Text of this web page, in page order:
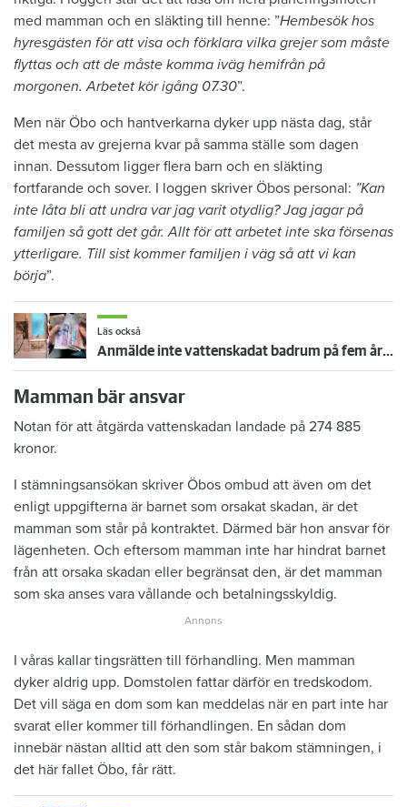
med mamman och en släkting till henne: ”Hembesök hos
hyresgästen för att visa och förklara vilka grejer som måste
flyttas och att de måste komma iväg hemifrån på
morgonen. Arbetet kör igång 07.30”.
Men när Öbo och hantverkarna dyker upp nästa dag, står
det mesta av grejerna kvar på samma ställe som dagen
innan. Dessutom ligger flera barn och en släkting
fortfarande och sover. I loggen skriver Öbos personal: ”Kan
inte låta bli att undra var jag varit otydlig? Jag jagar på
familjen så gott det går. Allt för att arbetet inte ska försenas
ytterligare. Till sist kommer familjen i väg så att vi kan
börja”.
Läs också
Anmälde inte vattenskadat badrum på fem år – krävs på 125 000 kronor
Mamman bär ansvar
Notan för att åtgärda vattenskadan landade på 274 885
kronor.
I stämningsansökan skriver Öbos ombud att även om det
enligt uppgifterna är barnet som orsakat skadan, är det
mamman som står på kontraktet. Därmed bär hon ansvar för
lägenheten. Och eftersom mamman inte har hindrat barnet
från att orsaka skadan eller begränsat den, är det mamman
som ska anses vara vållande och betalningsskyldig.
I våras kallar tingsrätten till förhandling. Men mamman
dyker aldrig upp. Domstolen fattar därför en tredskodom.
Det vill säga en dom som kan meddelas när en part inte har
svarat eller kommer till förhandlingen. En sådan dom
innebär nästan alltid att den som står bakom stämningen, i
det här fallet Öbo, får rätt.